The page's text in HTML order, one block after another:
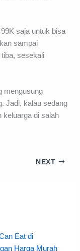
saja untuk bisa
sampai
sesekali
mengusung
Jadi, kalau sedang
keluarga di salah
NEXT